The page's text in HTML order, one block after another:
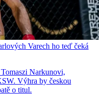
Varech ho teď čeká
Narkunovi,
Výhra by českou
o titul.